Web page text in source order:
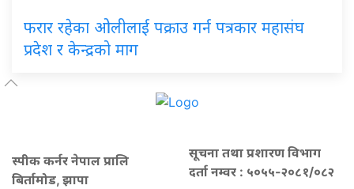
फरार रहेका ओलीलाई पक्राउ गर्न पत्रकार महासंघ
प्रदेश र केन्द्रको माग
स्पीक कर्नर नेपाल प्रालि
बिर्तामोड, झापा
सूचना तथा प्रशारण विभाग
दर्ता नम्वर : ५०५५-२०८१/०८२